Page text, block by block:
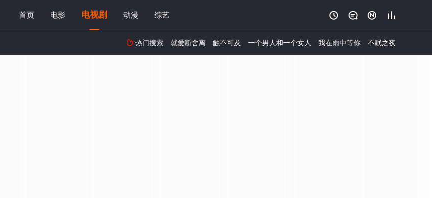
首页 电影 电视剧 动漫 综艺    
 热门搜索 就爱断舍离 触不可及 一个男人和一个女人 我在雨中等你 不眠之夜